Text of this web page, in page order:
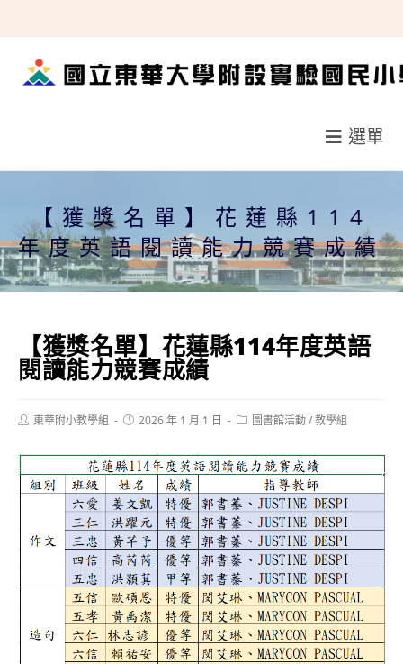
轉
選單
【獲獎名單】花蓮縣114
年度英語閱讀能力競賽成績
【獲獎名單】花蓮縣114年度英語
閱讀能力競賽成績
Post東華附小教學組
Post2026 年 1 月 1 日
Post圖書館活動/教學組